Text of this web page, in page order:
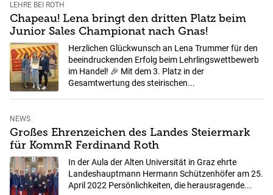
LEHRE BEI ROTH
Chapeau! Lena bringt den dritten Platz beim
Junior Sales Championat nach Gnas!
Herzlichen Glückwunsch an Lena Trummer für den
beeindruckenden Erfolg beim Lehrlingswettbewerb
im Handel! 🎉 Mit dem 3. Platz in der
Gesamtwertung des steirischen...
NEWS
Großes Ehrenzeichen des Landes Steiermark
für KommR Ferdinand Roth
In der Aula der Alten Universität in Graz ehrte
Landeshauptmann Hermann Schützenhöfer am 25.
April 2022 Persönlichkeiten, die herausragende...